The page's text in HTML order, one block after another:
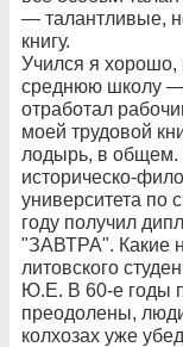
— талантливые,
книгу.
Учился я хорошо,
среднюю школу —
отработал
моей трудовой
лодырь, в общем.
историческо-
университета по
году получил
"ЗАВТРА". Какие
литовского
Ю.Е. В 60-е годы
преодолены,
колхозах уже